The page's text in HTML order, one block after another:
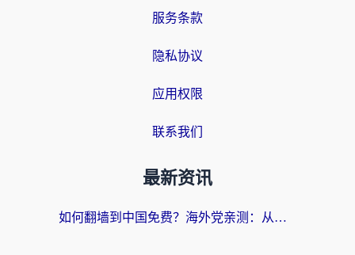
服务条款
隐私协议
应用权限
联系我们
最新资讯
如何翻墙到中国免费？海外党亲测：从踩坑到选对加速器的全攻略